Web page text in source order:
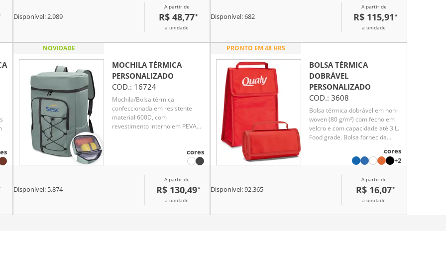
Disponível:2.989
A partir de
R$ 48,77*
a unidade
até 14 litros, é prática para
transportar alimentos e bebidas,
sendo ideal para passeios,
como idas à praia.
Disponível:682
A partir de
R$ 115,91 *
a unidade
NOVIDADE
MOCHILA TÉRMICA
PERSONALIZADO
COD.: 16724
Mochila/Bolsa térmica
confeccionada em resistente
material 600D, com
revestimento interno em PEVA
bebidas. Possui dois bolsos
compressão frontal e
compartimento superior
impermeável. Um brinde
para diversas ocasiões.
cores
Disponível: 5.874
A partir de
R$ 130,49*
a unidade
PRONTO EM 48 HRS
BOLSA TÉRMICA
DOBRÁVEL
PERSONALIZADO
COD.: 3608
Bolsa térmica dobrável em non-
woven (80 g/m²) com fecho em
velcro e com capacidade até 3 L.
Food grade. Bolsa fornecida
40 mm | Aberta: 170 x 265 x 110
cores
+2
Disponível:92.365
A partir de
R$ 16,07*
a unidade